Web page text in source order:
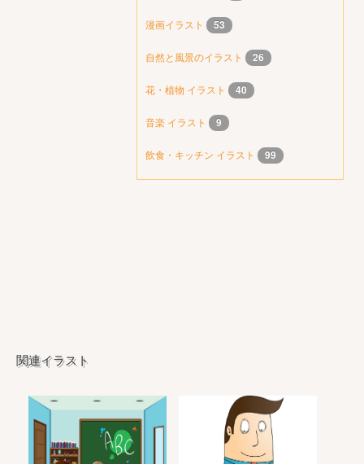
漫画イラスト 53
自然と風景のイラスト 26
花・植物 イラスト 40
音楽 イラスト 9
飲食・キッチン イラスト 99
関連イラスト